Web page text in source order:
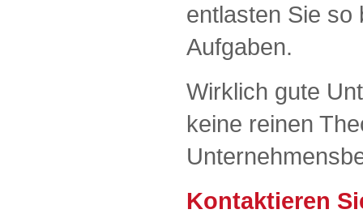
entlasten Sie so
Aufgaben.
Wirklich gute
keine reinen
Kontaktieren